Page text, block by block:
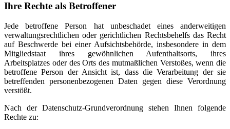
Ihre Rechte als Betroffener
Jede betroffene Person hat unbeschadet eines anderweitigen
verwaltungsrechtlichen oder gerichtlichen Rechtsbehelfs das Recht
auf Beschwerde bei einer Aufsichtsbehörde, insbesondere in dem
Mitgliedstaat ihres gewöhnlichen Aufenthaltsorts, ihres
Arbeitsplatzes oder des Orts des mutmaßlichen Verstoßes, wenn die
betroffene Person der Ansicht ist, dass die Verarbeitung der sie
betreffenden personenbezogenen Daten gegen diese Verordnung
verstößt.
Nach der Datenschutz-Grundverordnung stehen Ihnen folgende
Rechte zu: